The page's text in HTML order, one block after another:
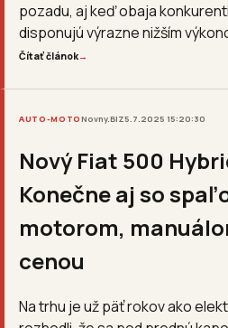
pozadu, aj keď obaja
disponujú výrazne nižším
Čítať článok→
AUTO-MOTONovny.BIZ5.7.2025 15:20:30
Nový Fiat 500
Konečne aj so
motorom,
cenou
Na trhu je už päť rokov ako